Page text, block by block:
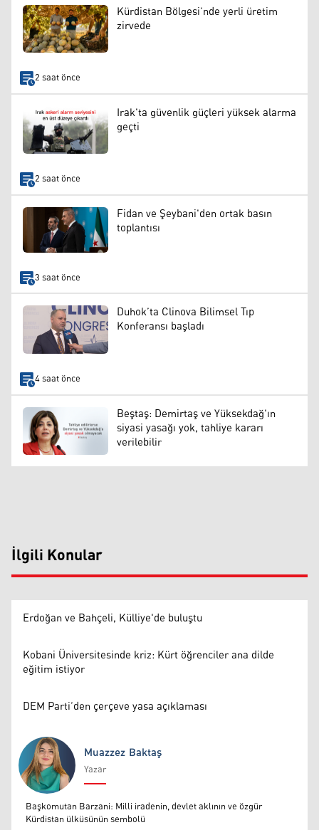
Kürdistan Bölgesi’nde yerli üretim
zirvede
2 saat önce
Irak'ta güvenlik güçleri yüksek alarma
geçti
2 saat önce
Fidan ve Şeybani'den ortak basın
toplantısı
3 saat önce
Duhok’ta Clinova Bilimsel Tıp
Konferansı başladı
4 saat önce
Beştaş: Demirtaş ve Yüksekdağ'ın
siyasi yasağı yok, tahliye kararı
verilebilir
İlgili Konular
Erdoğan ve Bahçeli, Külliye'de buluştu
Kobani Üniversitesinde kriz: Kürt öğrenciler ana dilde
eğitim istiyor
DEM Parti’den çerçeve yasa açıklaması
Muazzez Baktaş
Muazzez Baktaş
Yazar
Başkomutan Barzani: Milli iradenin, devlet aklının ve özgür
Kürdistan ülküsünün sembolü